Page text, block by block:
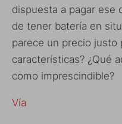
dispuesta a pagar ese
de tener batería en
parece un precio justo
características? ¿Qué
como imprescindible?
Vía